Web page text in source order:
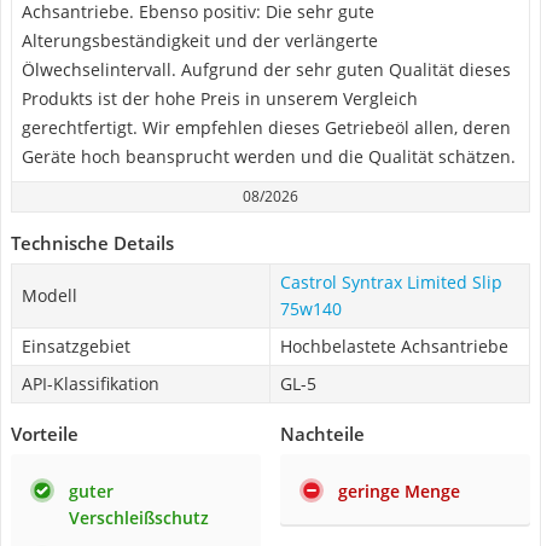
Achsantriebe. Ebenso positiv: Die sehr gute
Alterungsbeständigkeit und der verlängerte
Ölwechselintervall. Aufgrund der sehr guten Qualität dieses
Produkts ist der hohe Preis in unserem Vergleich
gerechtfertigt. Wir empfehlen dieses Getriebeöl allen, deren
Geräte hoch beansprucht werden und die Qualität schätzen.
08/2026
Technische Details
Modell
Castrol Syntrax Limited Slip
75w140
Einsatzgebiet
Hochbelastete Achsantriebe
API-Klassifikation
GL-5
Vorteile
guter
Verschleißschutz
Nachteile
geringe Menge